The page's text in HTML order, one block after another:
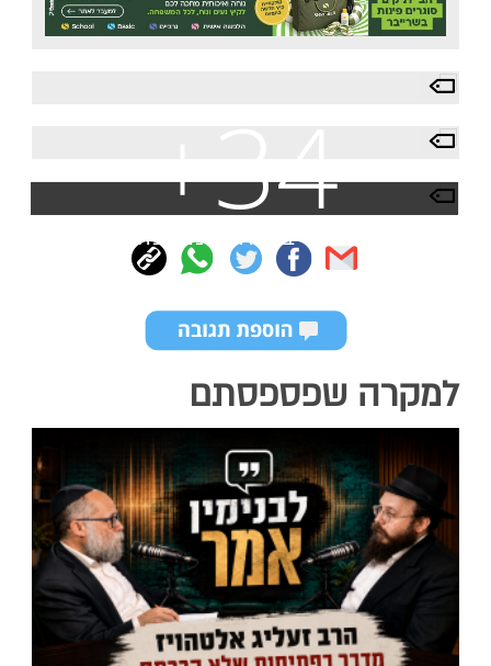
+34
צפה בעוד תמונות
למקרה שפספסתם